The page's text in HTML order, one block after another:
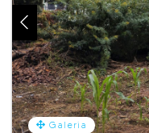
Galeria